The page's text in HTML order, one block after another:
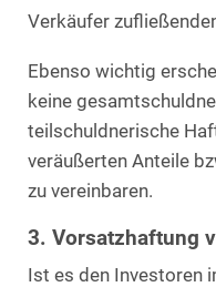
Verkäufer
Ebenso wichtig
keine
teilschuldnerische
veräußerten Anteile
zu vereinbaren.
3. Vorsatzhaftung
Ist es den Investoren